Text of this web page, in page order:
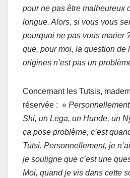
pour ne pas être malheureux
longue. Alors, si vous vous
pourquoi ne pas vous marier
que, pour moi, la question de
origines n’est pas un
Concernant les Tutsis,
réservée : »
Shi, un Lega, un Hunde, un
ça pose problème, c’est
Tutsi. Personnellement, je
je souligne que c’est une
Moi, quand je vis dans cette